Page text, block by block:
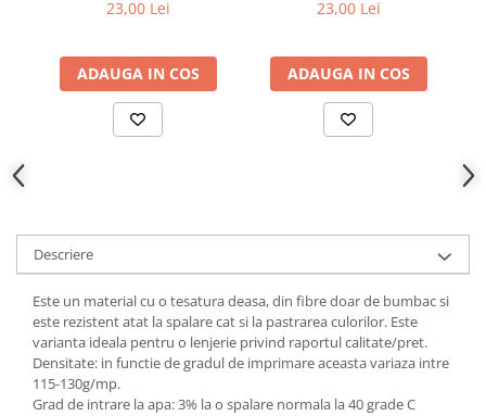
23,00 Lei
ADAUGA IN COS
23,00 Lei
ADAUGA IN COS
Descriere
Este un material cu o tesatura deasa, din fibre doar de bumbac si
este rezistent atat la spalare cat si la pastrarea culorilor. Este
varianta ideala pentru o lenjerie privind raportul calitate/pret.
Densitate: in functie de gradul de imprimare aceasta variaza intre
115-130g/mp.
Grad de intrare la apa: 3% la o spalare normala la 40 grade C